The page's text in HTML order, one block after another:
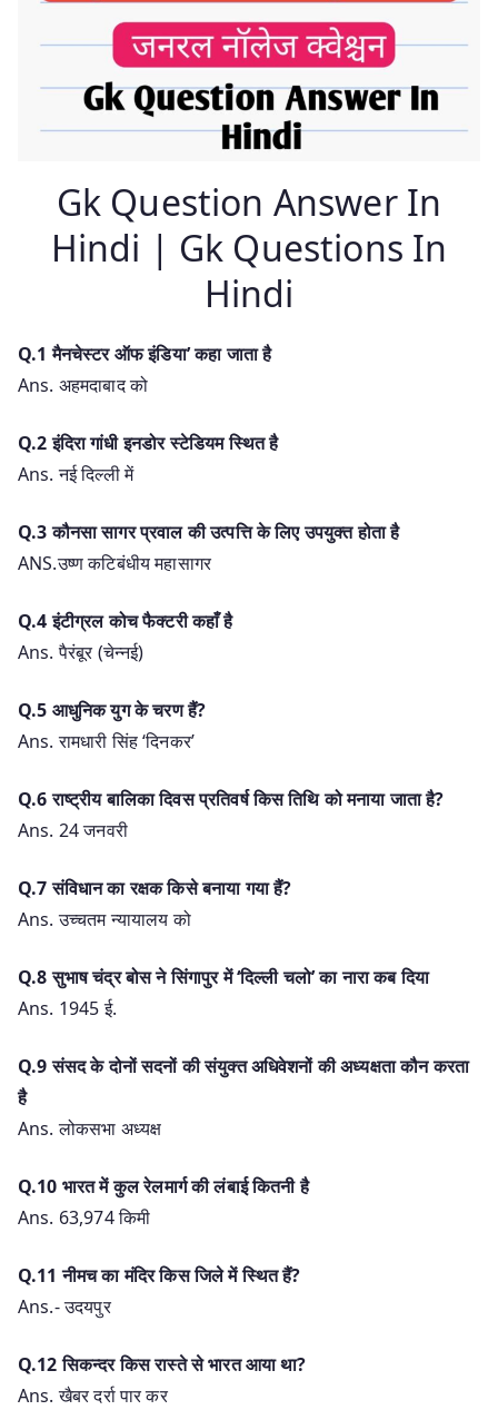
Gk Question Answer In
Hindi | Gk Questions In
Hindi
Q.1 मैनचेस्टर ऑफ इंडिया’ कहा जाता है
Ans. अहमदाबाद को
Q.2 इंदिरा गांधी इनडोर स्टेडियम स्थित है
Ans. नई दिल्ली में
Q.3 कौनसा सागर प्रवाल की उत्पत्ति के लिए उपयुक्त होता है
ANS.उष्ण कटिबंधीय महासागर
Q.4 इंटीग्रल कोच फैक्टरी कहाँ है
Ans. पैरंबूर (चेन्नई)
Q.5 आधुनिक युग के चरण हैं?
Ans. रामधारी सिंह ‘दिनकर’
Q.6 राष्ट्रीय बालिका दिवस प्रतिवर्ष किस तिथि को मनाया जाता है?
Ans. 24 जनवरी
Q.7 संविधान का रक्षक किसे बनाया गया हैं?
Ans. उच्चतम न्यायालय को
Q.8 सुभाष चंद्र बोस ने सिंगापुर में ‘दिल्ली चलो’ का नारा कब दिया
Ans. 1945 ई.
Q.9 संसद के दोनों सदनों की संयुक्त अधिवेशनों की अध्यक्षता कौन करता
है
Ans. लोकसभा अध्यक्ष
Q.10 भारत में कुल रेलमार्ग की लंबाई कितनी है
Ans. 63,974 किमी
Q.11 नीमच का मंदिर किस जिले में स्थित हैं?
Ans.- उदयपुर
Q.12 सिकन्दर किस रास्ते से भारत आया था?
Ans. खैबर दर्रा पार कर